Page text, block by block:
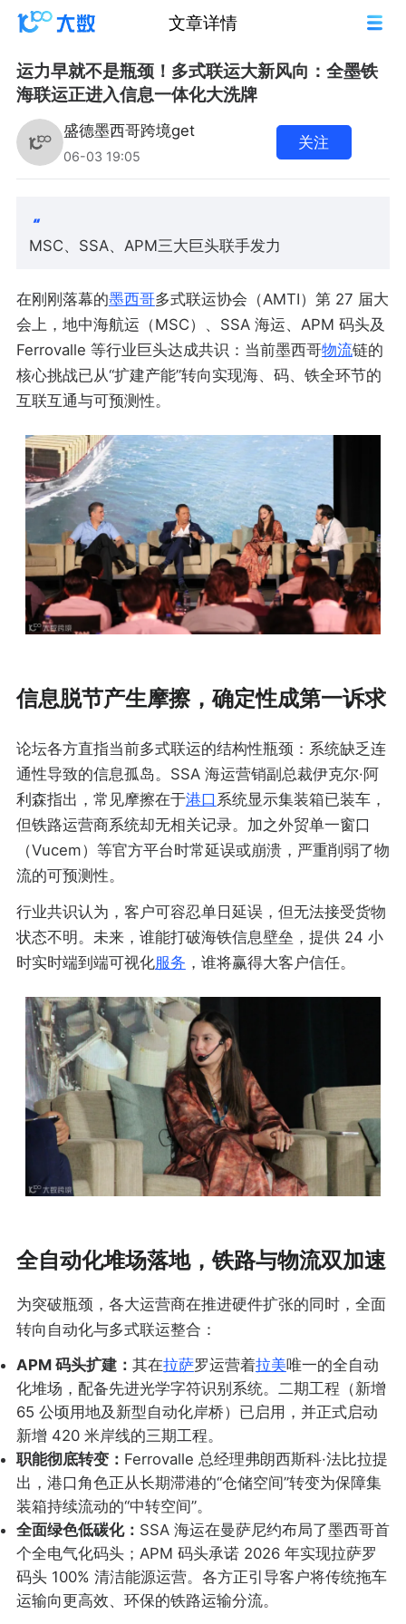
文章详情
运力早就不是瓶颈！多式联运大新风向：全墨铁
海联运正进入信息一体化大洗牌
盛德墨西哥跨境get
06-03 19:05
关注
MSC、SSA、APM三大巨头联手发力
在刚刚落幕的墨西哥多式联运协会（AMTI）第 27 届大
会上，地中海航运（MSC）、SSA 海运、APM 码头及
Ferrovalle 等行业巨头达成共识：当前墨西哥物流链的
核心挑战已从“扩建产能”转向实现海、码、铁全环节的
互联互通与可预测性。
信息脱节产生摩擦，确定性成第一诉求
论坛各方直指当前多式联运的结构性瓶颈：系统缺乏连
通性导致的信息孤岛。SSA 海运营销副总裁伊克尔·阿
利森指出，常见摩擦在于港口 系统显示集装箱已装车，
但铁路运营商系统却无相关记录。加之外贸单一窗口
（Vucem）等官方平台时常延误或崩溃，严重削弱了物
流的可预测性。
行业共识认为，客户可容忍单日延误，但无法接受货物
状态不明。未来，谁能打破海铁信息壁垒，提供 24 小
时实时端到端可视化服务 ，谁将赢得大客户信任。
全自动化堆场落地，铁路与物流双加速
为突破瓶颈，各大运营商在推进硬件扩张的同时，全面
转向自动化与多式联运整合：
APM 码头扩建： 其在拉萨罗运营着拉美唯一的全自动
化堆场，配备先进光学字符识别系统。二期工程（新增
65 公顷用地及新型自动化岸桥）已启用，并正式启动
新增 420 米岸线的三期工程。
职能彻底转变： Ferrovalle 总经理弗朗西斯科·法比拉提
出，港口角色正从长期滞港的“仓储空间”转变为保障集
装箱持续流动的“中转空间”。
全面绿色低碳化： SSA 海运在曼萨尼约布局了墨西哥首
个全电气化码头；APM 码头承诺 2026 年实现拉萨罗
码头 100% 清洁能源运营。各方正引导客户将传统拖车
运输向更高效、环保的铁路运输分流。